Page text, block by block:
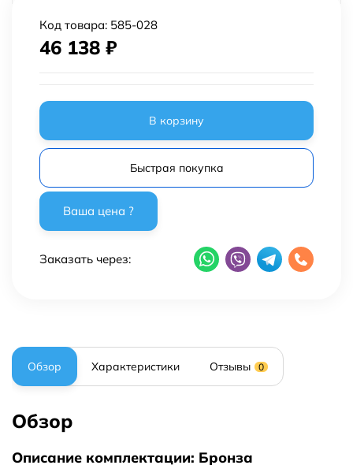
Код товара: 585-028
46 138 ₽
В корзину
Быстрая покупка
Заказать через:
Обзор Характеристики Отзывы 0
Обзор
Описание комплектации: Бронза